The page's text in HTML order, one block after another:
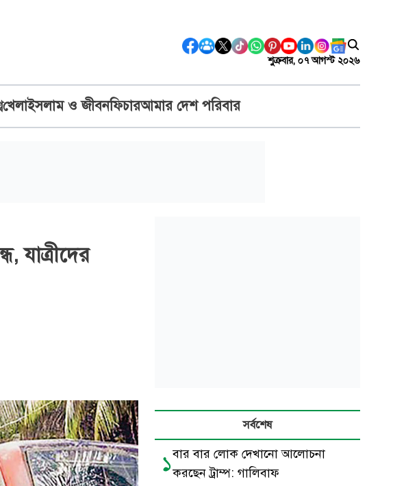
শুক্রবার, ০৭ আগস্ট ২০২৬
খেলাইসলাম ও জীবনফিচারআমার দেশ পরিবার
যাত্রীদের
সর্বশেষ
১বার বার লোক দেখানো আলোচনা
করছেন ট্রাম্প: গালিবাফ